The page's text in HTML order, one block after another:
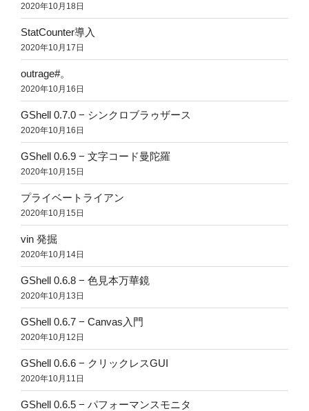
2020年10月18日
StatCounter導入
2020年10月17日
outrage#。
2020年10月16日
GShell 0.7.0 − シンクロブラゥザース
2020年10月16日
GShell 0.6.9 − 文字コード曼陀羅
2020年10月15日
プライベートライアン
2020年10月15日
vin 発掘
2020年10月14日
GShell 0.6.8 − 色見本万華鏡
2020年10月13日
GShell 0.6.7 − Canvas入門
2020年10月12日
GShell 0.6.6 − クリックレスGUI
2020年10月11日
GShell 0.6.5 − パフォーマンスモニタ